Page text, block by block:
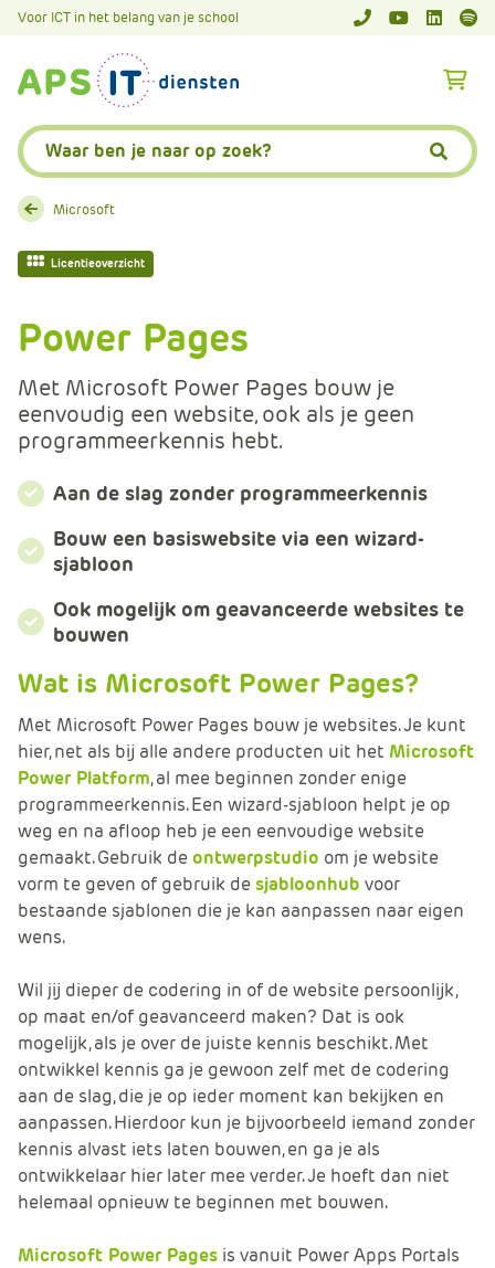
Voor ICT in het belang van je school
Zoeken:
A
s
.
F
e
a
l
e
Microsoft
Licentieoverzicht
Power Pages
Met Microsoft Power Pages bouw je
eenvoudig een website, ook als je geen
programmeerkennis hebt.
Aan de slag zonder programmeerkennis
Bouw een basiswebsite via een wizard-
sjabloon
Ook mogelijk om geavanceerde websites te
bouwen
Wat is Microsoft Power Pages?
Met Microsoft Power Pages bouw je websites. Je kunt
hier, net als bij alle andere producten uit het Microsoft
Power Platform, al mee beginnen zonder enige
programmeerkennis. Een wizard-sjabloon helpt je op
weg en na afloop heb je een eenvoudige website
gemaakt. Gebruik de ontwerpstudio om je website
vorm te geven of gebruik de sjabloonhub voor
bestaande sjablonen die je kan aanpassen naar eigen
wens.
Wil jij dieper de codering in of de website persoonlijk,
op maat en/of geavanceerd maken? Dat is ook
mogelijk, als je over de juiste kennis beschikt. Met
ontwikkel kennis ga je gewoon zelf met de codering
aan de slag, die je op ieder moment kan bekijken en
aanpassen. Hierdoor kun je bijvoorbeeld iemand zonder
kennis alvast iets laten bouwen, en ga je als
ontwikkelaar hier later mee verder. Je hoeft dan niet
helemaal opnieuw te beginnen met bouwen.
Microsoft Power Pages is vanuit Power Apps Portals